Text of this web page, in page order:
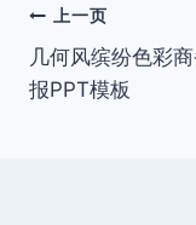
文
章
上一页
几何风缤纷色彩
报PPT模板